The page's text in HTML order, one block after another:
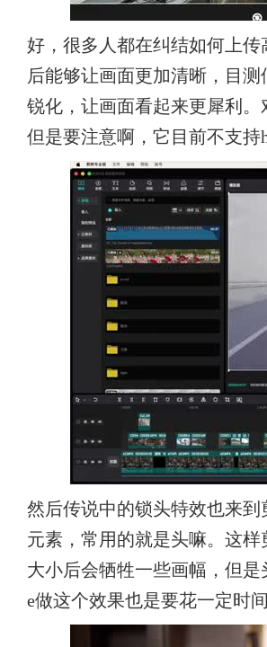
好，很多人都在纠结如何上
后能够让画面更加清晰，目
锐化，让画面看起来更犀利
但是要注意啊，它目前不支持
然后传说中的锁头特效也来
元素，常用的就是头嘛。这
大小后会牺牲一些画幅，但
e做这个效果也是要花一定时